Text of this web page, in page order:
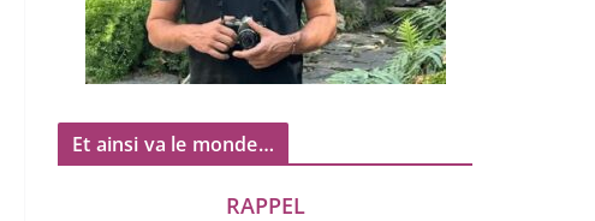
Et ainsi va le monde…
RAPPEL